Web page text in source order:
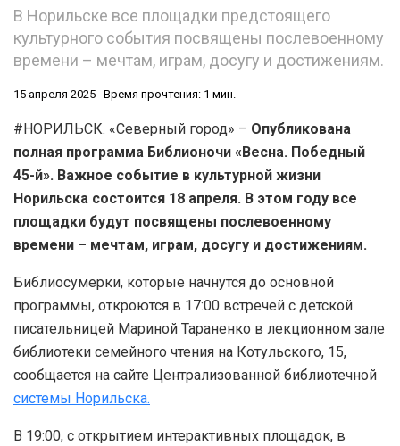
В Норильске все площадки предстоящего
культурного события посвящены послевоенному
времени – мечтам, играм, досугу и достижениям.
15 апреля 2025 Время прочтения: 1 мин.
#НОРИЛЬСК. «Северный город» – Опубликована
полная программа Библионочи «Весна. Победный
45-й». Важное событие в культурной жизни
Норильска состоится 18 апреля. В этом году все
площадки будут посвящены послевоенному
времени – мечтам, играм, досугу и достижениям.
Библиосумерки, которые начнутся до основной
программы, откроются в 17:00 встречей с детской
писательницей Мариной Тараненко в лекционном зале
библиотеки семейного чтения на Котульского, 15,
сообщается на сайте Централизованной библиотечной
системы Норильска.
В 19:00, с открытием интерактивных площадок, в